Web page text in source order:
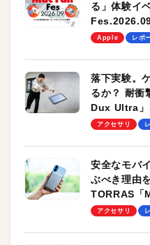
る」体験イ
します！
Apple レポ
落下実験。
るか？ 耐衝
Dux Ultra」
のモバイル
アクセサリ
安全なモバ
ぶべき理由
TORRAS「
ーも
アクセサリ